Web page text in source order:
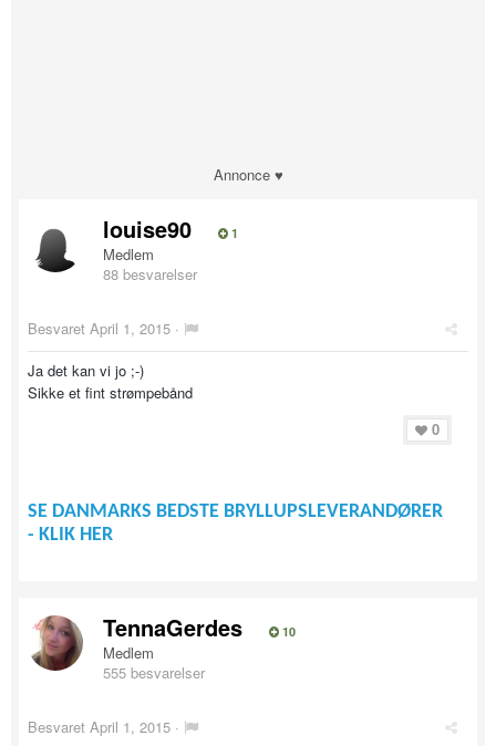
Annonce ♥
louise90 1
Medlem
88 besvarelser
Besvaret April 1, 2015 ·
Ja det kan vi jo ;-)
Sikke et fint strømpebånd
0
SE DANMARKS BEDSTE BRYLLUPSLEVERANDØRER
- KLIK HER
TennaGerdes 10
Medlem
555 besvarelser
Besvaret April 1, 2015 ·